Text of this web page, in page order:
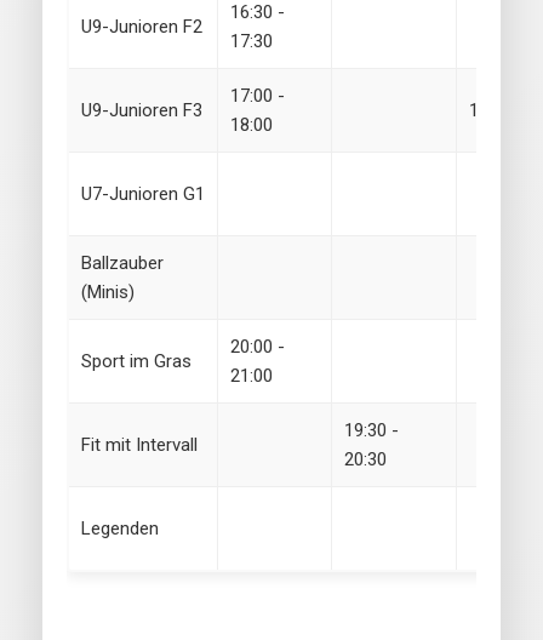
U9-Junioren F2
16:30 -
17:30
U9-Junioren F3
17:00 -
18:00
17:00 -
U7-Junioren G1
Ballzauber
(Minis)
Sport im Gras
20:00 -
21:00
Fit mit Intervall
19:30 -
20:30
Legenden